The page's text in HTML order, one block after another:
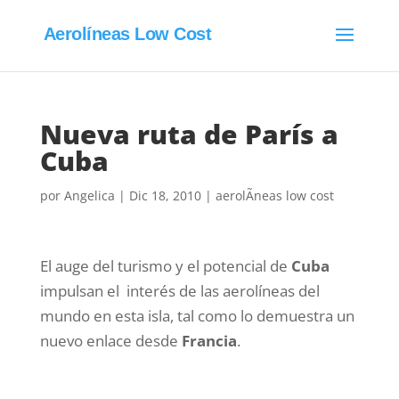
Aerolíneas Low Cost
Nueva ruta de París a
Cuba
por Angelica | Dic 18, 2010| aerolÃ­neas low cost
El auge del turismo y el potencial de Cuba
impulsan el interés de las aerolíneas del
mundo en esta isla, tal como lo demuestra un
nuevo enlace desde Francia.